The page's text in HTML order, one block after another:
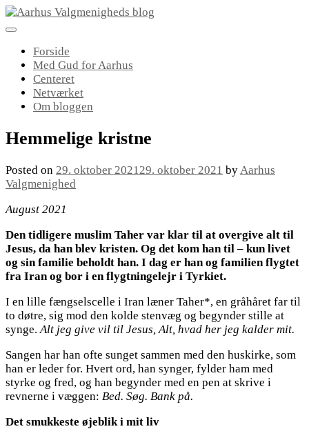
Skip
to
Forside
Med Gud for Aarhus
Centeret
Netværket
Om bloggen
Hemmelige kristne
Posted on 29. oktober 202129. oktober 2021 byAarhus
Valgmenighed
August 2021
Den tidligere muslim Taher var klar til at overgive alt til
Jesus, da han blev kristen. Og det kom han til – kun livet
og sin familie beholdt han. I dag er han og familien flygtet
fra Iran og bor i en flygtningelejr i Tyrkiet.
I en lille fængselscelle i Iran læner Taher*, en gråhåret far til
to døtre, sig mod den kolde stenvæg og begynder stille at
synge.Alt jeg give vil til Jesus, Alt, hvad her jeg kalder mit.
Sangen har han ofte sunget sammen med den huskirke, som
han er leder for. Hvert ord, han synger, fylder ham med
styrke og fred, og han begynder med en pen at skrive i
revnerne i væggen: Bed. Søg. Bank på.
Det smukkeste øjeblik i mit liv